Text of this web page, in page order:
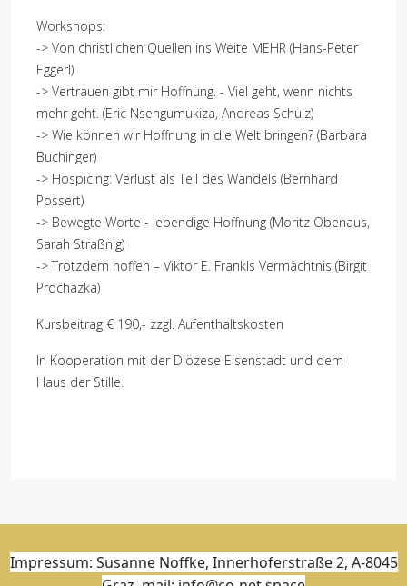
Workshops:
-> Von christlichen Quellen ins Weite MEHR (Hans-Peter
Eggerl)
-> Vertrauen gibt mir Hoffnung. - Viel geht, wenn nichts
mehr geht. (Eric Nsengumukiza, Andreas Schulz)
-> Wie können wir Hoffnung in die Welt bringen? (Barbara
Buchinger)
-> Hospicing: Verlust als Teil des Wandels (Bernhard
Possert)
-> Bewegte Worte - lebendige Hoffnung (Moritz Obenaus,
Sarah Straßnig)
-> Trotzdem hoffen – Viktor E. Frankls Vermächtnis (Birgit
Prochazka)
Kursbeitrag € 190,- zzgl. Aufenthaltskosten
In Kooperation mit der Diözese Eisenstadt und dem
Haus der Stille.
Impressum: Susanne Noffke, Innerhoferstraße 2, A-8045